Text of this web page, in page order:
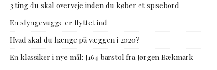
3 ting du skal overveje inden du køber et spisebord
En slyngevugge er flyttet ind
Hvad skal du hænge på væggen i 2020?
En klassiker i nye mål: J164 barstol fra Jørgen Bækmark